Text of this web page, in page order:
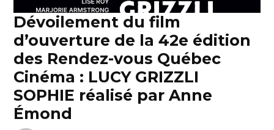
Dévoilement du film
d’ouverture de la 42e édition
des Rendez-vous Québec
Cinéma : LUCY GRIZZLI
SOPHIE réalisé par Anne
Émond